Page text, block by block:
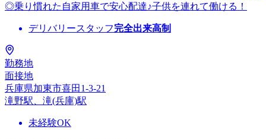
◎乗り慣れた自家用車で安心配達♪子供を連れて働ける！
デリバリースタッフ完全出来高制
勤務地
面接地
兵庫県加東市喜田1-3-21
滝野駅、滝(兵庫)駅
未経験OK